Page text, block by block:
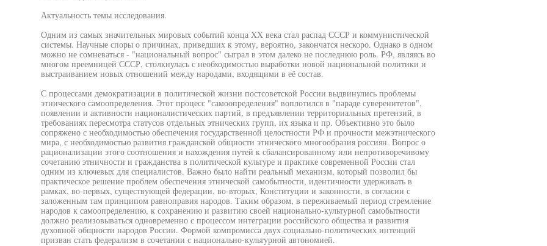
Актуальность темы исследования.
Одним из самых значительных мировых событий конца XX века стал распад СССР и коммунистической
системы. Научные споры о причинах, приведших к этому, вероятно, закончатся нескоро. Однако в одном
можно не сомневаться - "национальный вопрос" сыграл в этом далеко не последнюю роль. РФ, являясь во
многом преемницей СССР, столкнулась с необходимостью выработки новой национальной политики и
выстраиванием новых отношений между народами, входящими в её состав.
С процессами демократизации в политической жизни постсоветской России выдвинулись проблемы
этнического самоопределения. Этот процесс "самоопределения" воплотился в "параде суверенитетов",
появлении и активности националистических партий, в предъявлении территориальных претензий, в
требованиях пересмотра статусов отдельных этнических групп, их языка и пр. Объективно это было
сопряжено с необходимостью обеспечения государственной целостности РФ и прочности межэтнического
мира, с необходимостью развития гражданской общности этнического многообразия россиян. Вопрос о
рационализации этого соотношения и нахождения путей к сбалансированному или непротиворечивому
сочетанию этничности и гражданства в политической культуре и практике современной России стал
одним из ключевых для специалистов. Важно было найти реальный механизм, который позволил бы
практическое решение проблем обеспечения этнической самобытности, идентичности удерживать в
рамках, во-первых, существующей федерации, во-вторых, Конституции и законности, в согласии с
заложенным там принципом равноправия народов. Таким образом, в переживаемый период стремление
народов к самоопределению, к сохранению и развитию своей национально-культурной самобытности
должно реализовываться одновременно с процессом интеграции российского общества и развития
духовной общности народов России. Формой компромисса двух социально-политических интенций
призван стать федерализм в сочетании с национально-культурной автономией.